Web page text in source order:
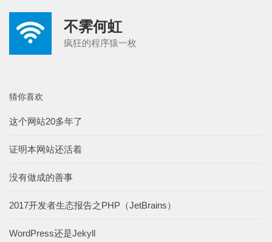
不霁何虹
疯狂的程序猿一枚
猜你喜欢
这个网站20多年了
证明本网站还活着
没有做成的善事
2017开发者生态报告之PHP（JetBrains）
WordPress还是Jekyll